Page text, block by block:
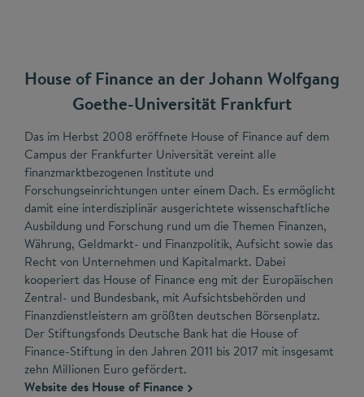
House of Finance an der Johann Wolfgang
Goethe-Universität Frankfurt
Das im Herbst 2008 eröffnete House of Finance auf dem
Campus der Frankfurter Universität vereint alle
finanzmarktbezogenen Institute und
Forschungseinrichtungen unter einem Dach. Es ermöglicht
damit eine interdisziplinär ausgerichtete wissenschaftliche
Ausbildung und Forschung rund um die Themen Finanzen,
Währung, Geldmarkt- und Finanzpolitik, Aufsicht sowie das
Recht von Unternehmen und Kapitalmarkt. Dabei
kooperiert das House of Finance eng mit der Europäischen
Zentral- und Bundesbank, mit Aufsichtsbehörden und
Finanzdienstleistern am größten deutschen Börsenplatz.
Der Stiftungsfonds Deutsche Bank hat die House of
Finance-Stiftung in den Jahren 2011 bis 2017 mit insgesamt
zehn Millionen Euro gefördert.
Website des House of Finance